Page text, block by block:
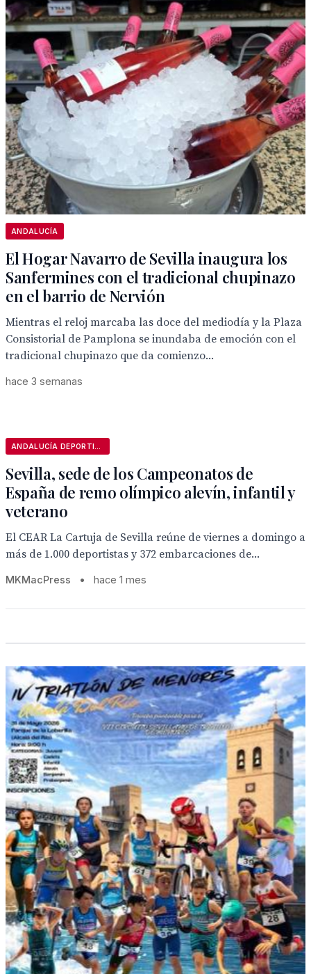
ANDALUCÍA
El Hogar Navarro de Sevilla inaugura los
Sanfermines con el tradicional chupinazo
en el barrio de Nervión
Mientras el reloj marcaba las doce del mediodía y la Plaza
Consistorial de Pamplona se inundaba de emoción con el
tradicional chupinazo que da comienzo...
hace 3 semanas
Sevilla, sede de los Campeonatos de
España de remo olímpico alevín, infantil y
veterano
El CEAR La Cartuja de Sevilla reúne de viernes a domingo a
más de 1.000 deportistas y 372 embarcaciones de...
MKMacPress • hace 1 mes